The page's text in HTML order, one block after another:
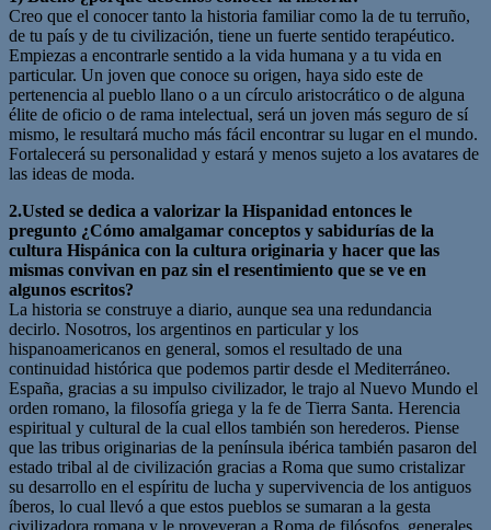
Creo que el conocer tanto la historia familiar como la de tu terruño,
de tu país y de tu civilización, tiene un fuerte sentido terapéutico.
Empiezas a encontrarle sentido a la vida humana y a tu vida en
particular. Un joven que conoce su origen, haya sido este de
pertenencia al pueblo llano o a un círculo aristocrático o de alguna
élite de oficio o de rama intelectual, será un joven más seguro de sí
mismo, le resultará mucho más fácil encontrar su lugar en el mundo.
Fortalecerá su personalidad y estará y menos sujeto a los avatares de
las ideas de moda.
2.Usted se dedica a valorizar la Hispanidad entonces le
pregunto ¿Cómo amalgamar conceptos y sabidurías de la
cultura Hispánica con la cultura originaria y hacer que las
mismas convivan en paz sin el resentimiento que se ve en
algunos escritos?
La historia se construye a diario, aunque sea una redundancia
decirlo. Nosotros, los argentinos en particular y los
hispanoamericanos en general, somos el resultado de una
continuidad histórica que podemos partir desde el Mediterráneo.
España, gracias a su impulso civilizador, le trajo al Nuevo Mundo el
orden romano, la filosofía griega y la fe de Tierra Santa. Herencia
espiritual y cultural de la cual ellos también son herederos. Piense
que las tribus originarias de la península ibérica también pasaron del
estado tribal al de civilización gracias a Roma que sumo cristalizar
su desarrollo en el espíritu de lucha y supervivencia de los antiguos
íberos, lo cual llevó a que estos pueblos se sumaran a la gesta
civilizadora romana y le proveyeran a Roma de filósofos, generales